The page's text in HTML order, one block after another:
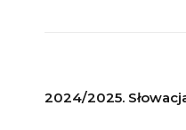
2024/2025.